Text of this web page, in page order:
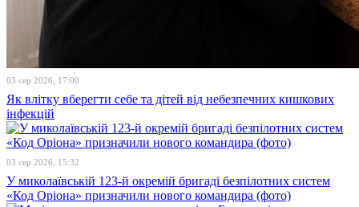
03 сер 2026, 17:00
Як влітку вберегти себе та дітей від небезпечних кишкових
інфекцій
03 сер 2026, 15:32
У миколаївській 123-й окремій бригаді безпілотних систем
«Код Оріона» призначили нового командира (фото)